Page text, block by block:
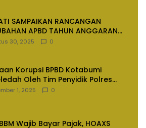
SAMPAIKAN RANCANGAN
APBD TAHUN ANGGARAN
30, 2025 0
Korupsi BPBD Kotabumi
Oleh Tim Penyidik Polres
Utara
1, 2025 0
Wajib Bayar Pajak, HOAXS